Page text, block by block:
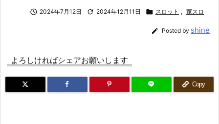
 2024年7月12日  2024年12月11日  スロット , 家スロ
 Posted by shine
よろしければシェアお願いします
Copy